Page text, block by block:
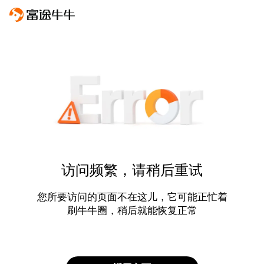
访问频繁，请稍后重试
您所要访问的页面不在这儿，它可能正忙着
刷牛牛圈，稍后就能恢复正常